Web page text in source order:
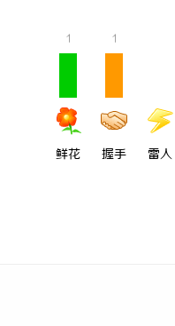
1
鲜花
1
握手 雷人